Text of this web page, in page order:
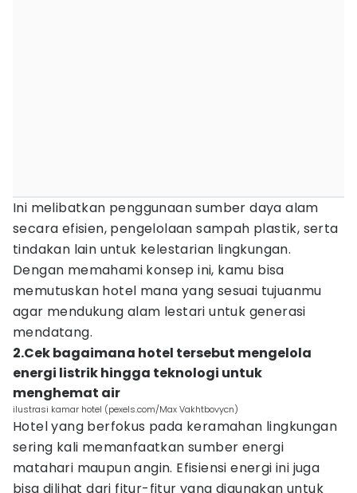
Ini melibatkan penggunaan sumber daya alam
secara efisien, pengelolaan sampah plastik, serta
tindakan lain untuk kelestarian lingkungan.
Dengan memahami konsep ini, kamu bisa
memutuskan hotel mana yang sesuai tujuanmu
agar mendukung alam lestari untuk generasi
mendatang.
2.Cek bagaimana hotel tersebut mengelola
energi listrik hingga teknologi untuk
menghemat air
ilustrasi kamar hotel (pexels.com/Max Vakhtbovycn)
Hotel yang berfokus pada keramahan lingkungan
sering kali memanfaatkan sumber energi
matahari maupun angin. Efisiensi energi ini juga
bisa dilihat dari fitur-fitur yang digunakan untuk